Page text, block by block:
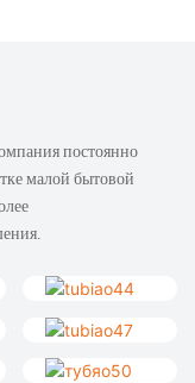
постоянно
малой бытовой